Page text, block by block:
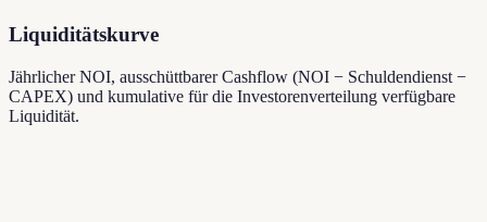
Liquiditätskurve
Jährlicher NOI, ausschüttbarer Cashflow (NOI − Schuldendienst −
CAPEX) und kumulative für die Investorenverteilung verfügbare
Liquidität.